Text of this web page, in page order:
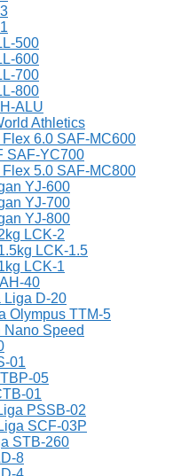
500
600
700
800
ALU
Athletics
6.0 SAF-MC600
SAF-YC700
5.0 SAF-MC800
YJ-600
YJ-700
YJ-800
LCK-2
LCK-1.5
LCK-1
40
Liga D-20
Olympus TTM-5
Nano Speed
01
05
01
PSSB-02
SCF-03P
STB-260
8